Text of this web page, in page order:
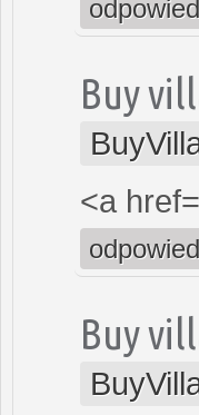
Buy
<a href=
Buy